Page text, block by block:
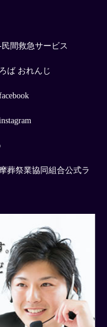
間救急サービス
ば おれんじ
葬祭業協同組合公式ラ